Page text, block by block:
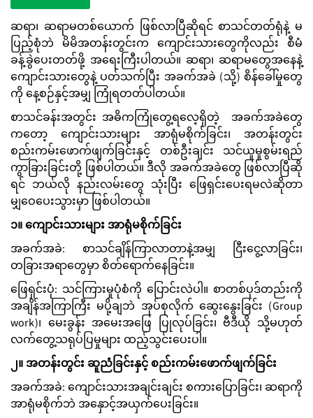
ဆရာ၊ ဆရာမတစ်ယောက် ဖြစ်လာပြီဆိုရင် စာသင်တတ်ရုံနဲ့ မ
ပြည့်စုံဘဲ မိမိအတန်းတွင်းက ကျောင်းသားတွေကိုလည်း စီမံ
ခန့်ခွဲပေးတတ်ဖို့ အရေးကြီးပါတယ်။ ဆရာ၊ ဆရာမတွေအနေနဲ့
ကျောင်းသားတွေနဲ့ ပတ်သက်ပြီး အခက်အခဲ (သို့) စိန်ခေါ်မှုတွေ
ကို နေ့စဉ်နှင့်အမျှ ကြုံရတတ်ပါတယ်။
စာသင်ခန်းအတွင်း အဓိကကြုံတွေ့ရလေ့ရှိတဲ့ အခက်အခဲတွေ
ကတော့ ကျောင်းသားများ အာရုံမစိုက်ခြင်း၊ အတန်းတွင်း
စည်းကမ်းဖောက်ဖျက်ခြင်းနှင့် တစ်ဦးချင်း သင်ယူမှုစွမ်းရည်
ကွာခြားခြင်းတို့ ဖြစ်ပါတယ်။ ဒီလို အခက်အခဲတွေ ဖြစ်လာပြီဆို
ရင် ဘယ်လို နည်းလမ်းတွေ သုံးပြီး ဖြေရှင်းပေးရမလဲဆိုတာ
မျှဝေပေးသွားမှာ ဖြစ်ပါတယ်။
၁။ ကျောင်းသားများ အာရုံမစိုက်ခြင်း
အခက်အခဲ: စာသင်ချိန်ကြာလာတာနဲ့အမျှ ငြီးငွေ့လာခြင်း၊
တခြားအရာတွေမှာ စိတ်ရောက်နေခြင်း။
ဖြေရှင်းပုံ: သင်ကြားမှုပုံစံကို ပြောင်းလဲပါ။ စာတစ်ပုဒ်တည်းကို
အချိန်အကြာကြီး မပို့ချဘဲ အုပ်စုလိုက် ဆွေးနွေးခြင်း (Group
work)၊ မေးခွန်း အမေးအဖြေ ပြုလုပ်ခြင်း၊ ဗီဒီယို သို့မဟုတ်
လက်တွေ့သရုပ်ပြမှုများ ထည့်သွင်းပေးပါ။
၂။ အတန်းတွင်း ဆူညံခြင်းနှင့် စည်းကမ်းဖောက်ဖျက်ခြင်း
အခက်အခဲ: ကျောင်းသားအချင်းချင်း စကားပြောခြင်း၊ ဆရာကို
အာရုံမစိုက်ဘဲ အနှောင့်အယှက်ပေးခြင်း။